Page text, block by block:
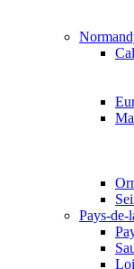
Pays-de-